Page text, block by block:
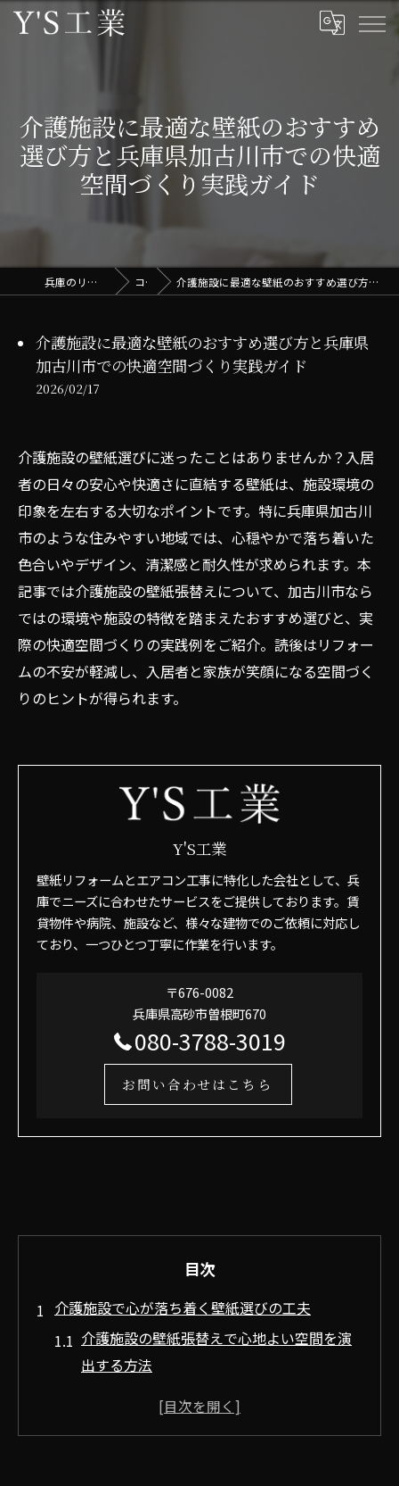
介護施設に最適な壁紙のおすすめ
選び方と兵庫県加古川市での快適
空間づくり実践ガイド
兵庫のリフォームはY'S工業 コラム 介護施設に最適な壁紙のおすすめ選び方と兵庫県加古川市での快適空間づくり実践ガイド
介護施設に最適な壁紙のおすすめ選び方と兵庫県
加古川市での快適空間づくり実践ガイド
2026/02/17
介護施設の壁紙選びに迷ったことはありませんか？入居
者の日々の安心や快適さに直結する壁紙は、施設環境の
印象を左右する大切なポイントです。特に兵庫県加古川
市のような住みやすい地域では、心穏やかで落ち着いた
色合いやデザイン、清潔感と耐久性が求められます。本
記事では介護施設の壁紙張替えについて、加古川市なら
ではの環境や施設の特徴を踏まえたおすすめ選びと、実
際の快適空間づくりの実践例をご紹介。読後はリフォー
ムの不安が軽減し、入居者と家族が笑顔になる空間づく
りのヒントが得られます。
Y'S工業
壁紙リフォームとエアコン工事に特化した会社として、兵
庫でニーズに合わせたサービスをご提供しております。賃
貸物件や病院、施設など、様々な建物でのご依頼に対応し
ており、一つひとつ丁寧に作業を行います。
〒676-0082
兵庫県高砂市曽根町670
080-3788-3019
お問い合わせはこちら
目次
介護施設で心が落ち着く壁紙選びの工夫
介護施設の壁紙張替えで心地よい空間を演
出する方法
穏やかな色合いが介護施設の壁紙に適する